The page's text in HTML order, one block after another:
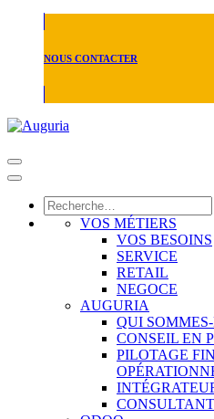
NOUS CONTACTER
VOS MÉTIERS
VOS BESOINS
SERVICE
RETAIL
NEGOCE
AUGURIA
QUI
CONSEIL EN
PILOTAGE